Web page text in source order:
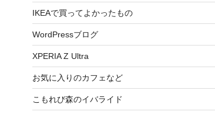
IKEAで買ってよかったもの
WordPressブログ
XPERIA Z Ultra
お気に入りのカフェなど
こもれび森のイバライド